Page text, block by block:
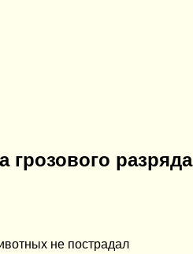
грозового
не пострадал